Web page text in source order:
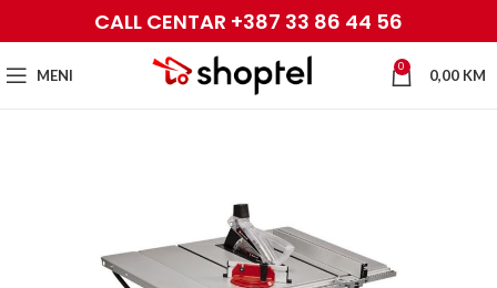
CALL CENTAR +387 33 86 44 56
MENI 0 0,00 KM